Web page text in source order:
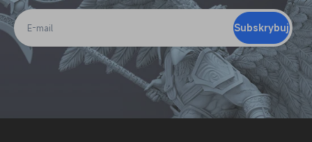
E-
mail
Subskrybuj